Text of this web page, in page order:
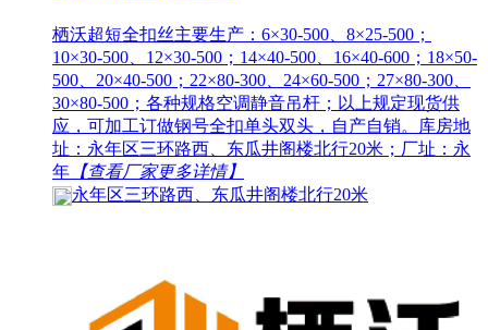
栖沃超短全扣丝主要生产：6×30-500、8×25-500；
10×30-500、12×30-500；14×40-500、16×40-600；18×50-
500、20×40-500；22×80-300、24×60-500；27×80-300、
30×80-500；各种规格空调静音吊杆；以上规定现货供
应，可加工订做钢号全扣单头双头，自产自销。库房地
址：永年区三环路西、东瓜井阁楼北行20米；厂址：永
年 【查看厂家更多详情】
永年区三环路西、东瓜井阁楼北行20米